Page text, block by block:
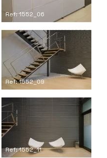
Ref: 1552_06
Ref: 1552_09
Ref: 1552_11